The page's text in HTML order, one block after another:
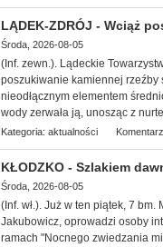
LĄDEK-ZDRÓJ - Wciąż
Środa, 2026-08-05
(Inf. zewn.). Lądeckie Towarzy
poszukiwanie kamiennej rzeźby
nieodłącznym elementem
wody zerwała ją, unosząc z
Kategoria: aktualności
KŁODZKO - Szlakiem
Środa, 2026-08-05
(Inf. wł.). Już w ten piątek, 7 bm.
Jakubowicz, oprowadzi osoby
ramach "Nocnego zwiedzania